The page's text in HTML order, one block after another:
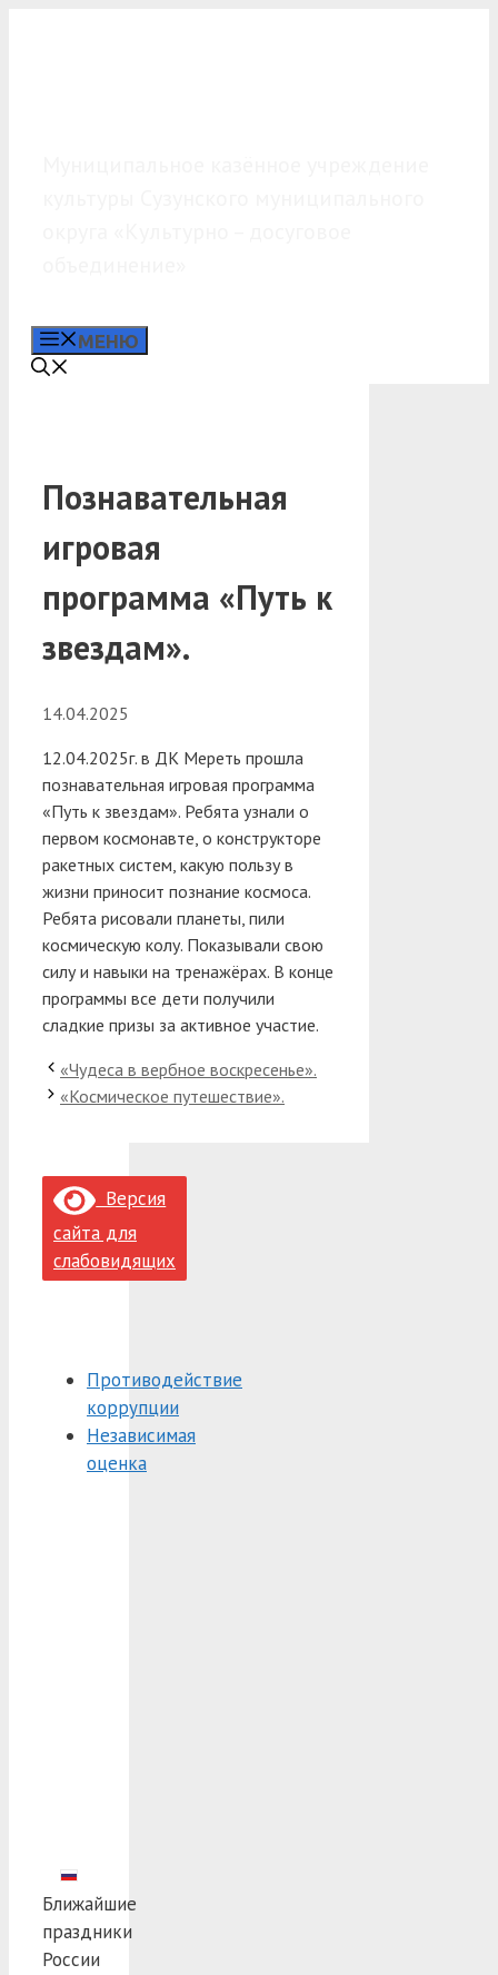
МЕНЮ
Познавательная
игровая
программа «Путь к
звездам».
14.04.2025
12.04.2025г. в ДК Мереть прошла
познавательная игровая программа
«Путь к звездам». Ребята узнали о
первом космонавте, о конструкторе
ракетных систем, какую пользу в
жизни приносит познание космоса.
Ребята рисовали планеты, пили
космическую колу. Показывали свою
силу и навыки на тренажёрах. В конце
программы все дети получили
сладкие призы за активное участие.
«Чудеса в вербное воскресенье».
«Космическое путешествие».
Версия
сайта для
слабовидящих
Противодействие
коррупции
Независимая
оценка
Ближайшие
праздники
России